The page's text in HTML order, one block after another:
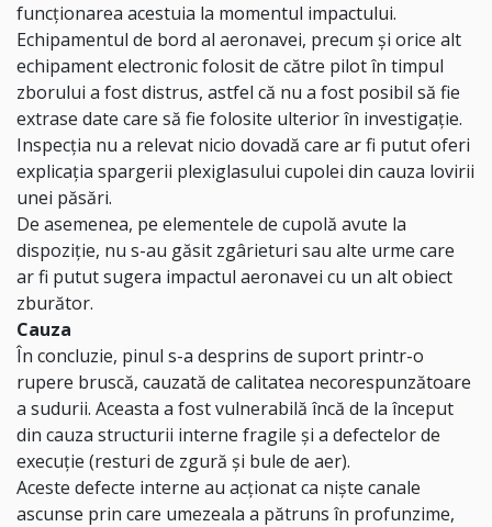
funcționarea acestuia la momentul impactului.
Echipamentul de bord al aeronavei, precum și orice alt
echipament electronic folosit de către pilot în timpul
zborului a fost distrus, astfel că nu a fost posibil să fie
extrase date care să fie folosite ulterior în investigație.
Inspecția nu a relevat nicio dovadă care ar fi putut oferi
explicația spargerii plexiglasului cupolei din cauza lovirii
unei păsări.
De asemenea, pe elementele de cupolă avute la
dispoziție, nu s-au găsit zgârieturi sau alte urme care
ar fi putut sugera impactul aeronavei cu un alt obiect
zburător.
Cauza
În concluzie, pinul s-a desprins de suport printr-o
rupere bruscă, cauzată de calitatea necorespunzătoare
a sudurii. Aceasta a fost vulnerabilă încă de la început
din cauza structurii interne fragile și a defectelor de
execuție (resturi de zgură și bule de aer).
Aceste defecte interne au acționat ca niște canale
ascunse prin care umezeala a pătruns în profunzime,